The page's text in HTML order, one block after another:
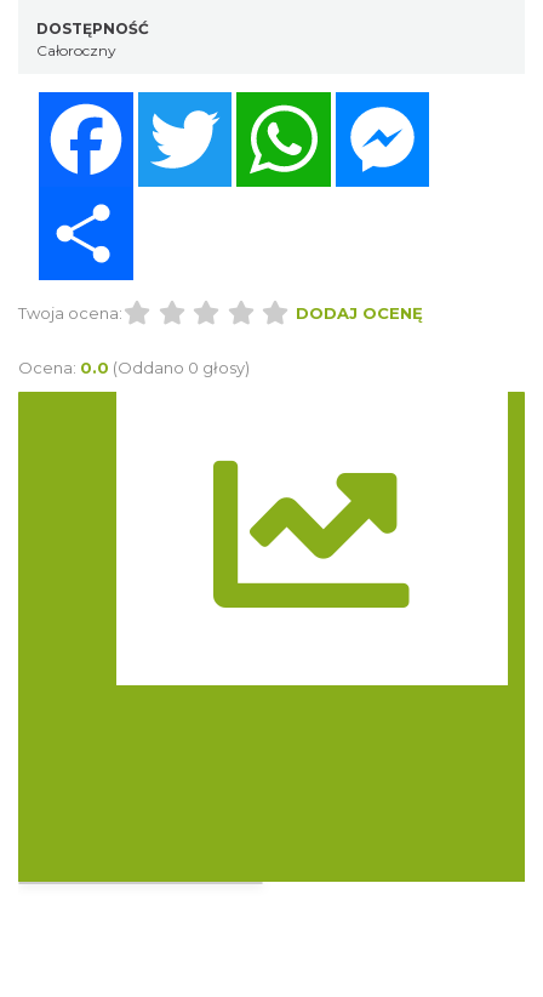
DOSTĘPNOŚĆ
Całoroczny
Twitter WhatsApp
Twoja ocena: DODAJ OCENĘ
Ocena: 0.0 (Oddano 0 głosy)